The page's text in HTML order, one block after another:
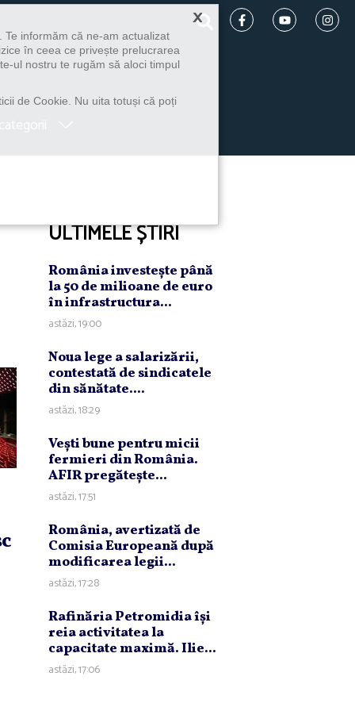
ULTIMELE ȘTIRI
România investeşte până
la 50 de milioane de euro
în infrastructura...
astăzi, 19:00
Noua lege a salarizării,
contestată de sindicatele
din sănătate....
astăzi, 18:29
Veşti bune pentru micii
fermieri din România.
AFIR pregăteşte...
astăzi, 17:51
România, avertizată de
Comisia Europeană după
modificarea legii...
astăzi, 17:28
Rafinăria Petromidia îşi
reia activitatea la
capacitate maximă. Ilie...
astăzi, 17:06
×
informăm că ne-am actualizat
în ceea ce privește prelucrarea
ul nostru te rugăm să aloci timpul
de Cookie. Nu uita totuși că poți